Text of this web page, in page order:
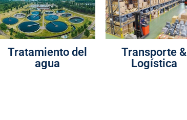
Tratamiento del
agua
Transporte &
Logística